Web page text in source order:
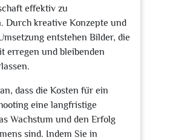
effektiv zu
Durch kreative Konzepte und
entstehen Bilder, die
erregen und bleibenden
dass die Kosten für ein
eine langfristige
Wachstum und den Erfolg
sind. Indem Sie in